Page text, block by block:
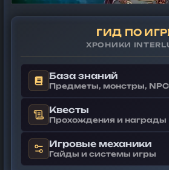
ГИД ПО
ХРОНИКИ
База знаний
Предметы, монстры, NPC
Квесты
Прохождения и награды
Игровые механики
Гайды и системы игры